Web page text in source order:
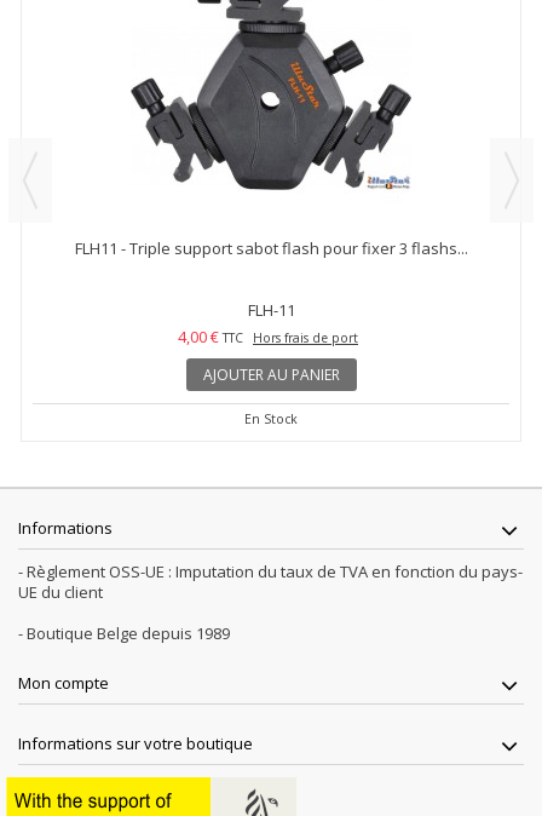
FLH11 - Triple support sabot flash pour fixer 3 flashs...
FLH-11
4,00 € TTC Hors frais de port
AJOUTER AU PANIER
En Stock
Informations
- Règlement OSS-UE : Imputation du taux de TVA en fonction du pays-
UE du client
- Boutique Belge depuis 1989
Mon compte
Informations sur votre boutique